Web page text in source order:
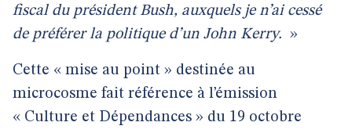
fiscal du président Bush, auxquels je n’ai cessé
de préférer la politique d’un John Kerry. »
Cette « mise au point » destinée au
microcosme fait référence à l’émission
« Culture et Dépendances » du 19 octobre